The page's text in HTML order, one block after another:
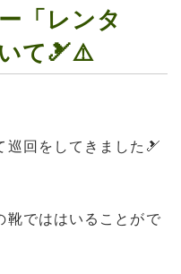
「レンタ
て🎿⚠️
回をしてきました🎿
靴でははいることがで